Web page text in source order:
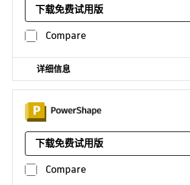
with PowerInspect 的一部分提供
下载免费试用版
平台：
Compare
详细信息
Fusion 360 with PowerShape 的一部分提供
下载免费试用版
平台：
Compare